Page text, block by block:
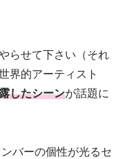
らせて下さい（それ
界的アーティスト
したシーンが話題に
バーの個性が光るセ